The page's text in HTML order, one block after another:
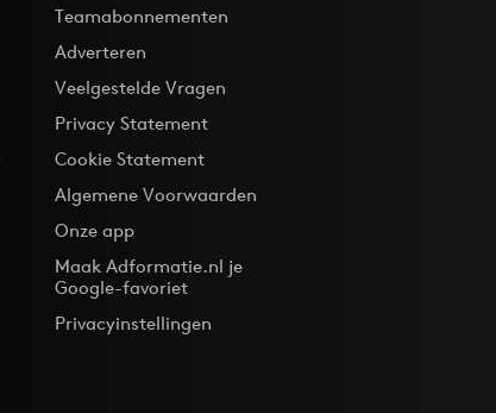
Teamabonnementen
Adverteren
Veelgestelde Vragen
Privacy Statement
Cookie Statement
Algemene Voorwaarden
Onze app
Maak Adformatie.nl je
Google-favoriet
Privacyinstellingen